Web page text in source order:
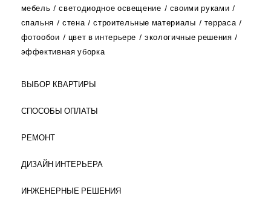
мебель
светодиодное освещение
своими руками
спальня
стена строительные материалы
терраса
фотообои
цвет в интерьере
экологичные решения
эффективная уборка
ВЫБОР КВАРТИРЫ
СПОСОБЫ ОПЛАТЫ
РЕМОНТ
ДИЗАЙН ИНТЕРЬЕРА
ИНЖЕНЕРНЫЕ РЕШЕНИЯ